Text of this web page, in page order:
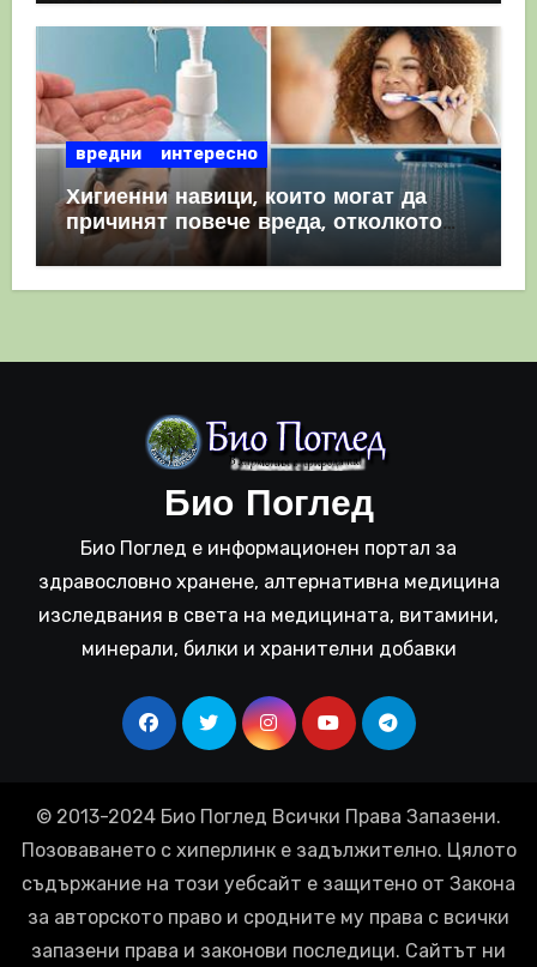
вредни интересно
Хигиенни навици, които могат да
причинят повече вреда, отколкото
полза
Био Поглед
Био Поглед е информационен портал за
здравословно хранене, алтернативна медицина
изследвания в света на медицината, витамини,
минерали, билки и хранителни добавки
© 2013-2024 Био Поглед Всички Права Запазени.
Позоваването с хиперлинк е задължително. Цялото
съдържание на този уебсайт е защитено от Закона
за авторското право и сродните му права с всички
запазени права и законови последици. Сайтът ни